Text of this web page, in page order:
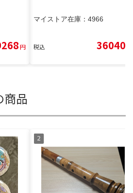
円
マイストア在庫： 4966
税込 36040
商品